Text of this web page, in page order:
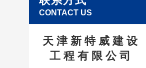
CONTACT US
天津新特威建设
工程有限公司